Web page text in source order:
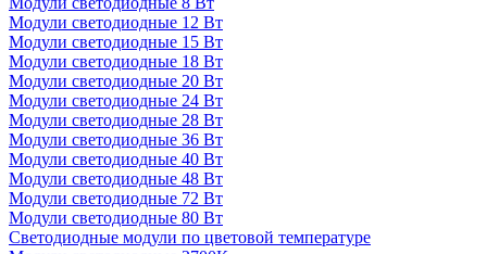
Модули светодиодные 12 Вт
Модули светодиодные 15 Вт
Модули светодиодные 18 Вт
Модули светодиодные 20 Вт
Модули светодиодные 24 Вт
Модули светодиодные 28 Вт
Модули светодиодные 36 Вт
Модули светодиодные 40 Вт
Модули светодиодные 48 Вт
Модули светодиодные 72 Вт
Модули светодиодные 80 Вт
Светодиодные модули по цветовой температуре